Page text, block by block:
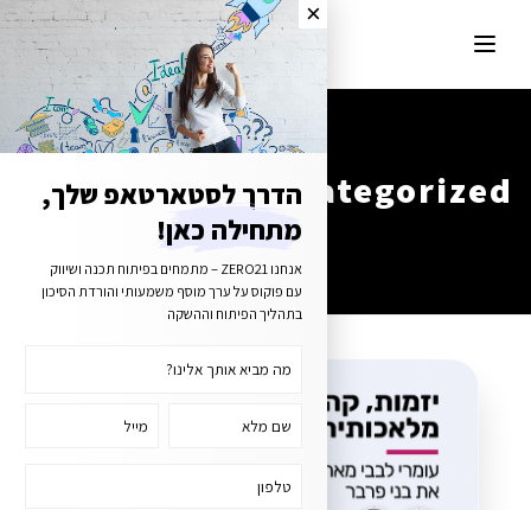
Uncategorized
הדרך לסטארטאפ שלך,
מתחילה כאן!
בתהליך הפיתוח וההשקה